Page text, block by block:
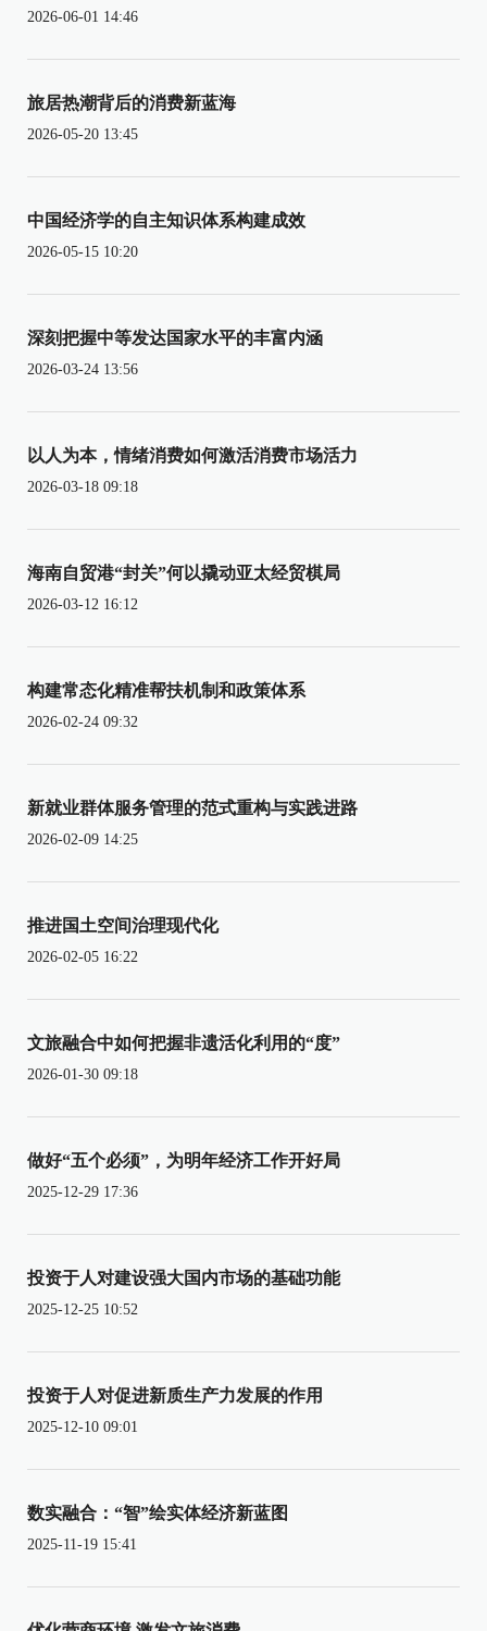
2026-06-01 14:46
旅居热潮背后的消费新蓝海
2026-05-20 13:45
中国经济学的自主知识体系构建成效
2026-05-15 10:20
深刻把握中等发达国家水平的丰富内涵
2026-03-24 13:56
以人为本，情绪消费如何激活消费市场活力
2026-03-18 09:18
海南自贸港“封关”何以撬动亚太经贸棋局
2026-03-12 16:12
构建常态化精准帮扶机制和政策体系
2026-02-24 09:32
新就业群体服务管理的范式重构与实践进路
2026-02-09 14:25
推进国土空间治理现代化
2026-02-05 16:22
文旅融合中如何把握非遗活化利用的“度”
2026-01-30 09:18
做好“五个必须”，为明年经济工作开好局
2025-12-29 17:36
投资于人对建设强大国内市场的基础功能
2025-12-25 10:52
投资于人对促进新质生产力发展的作用
2025-12-10 09:01
数实融合：“智”绘实体经济新蓝图
2025-11-19 15:41